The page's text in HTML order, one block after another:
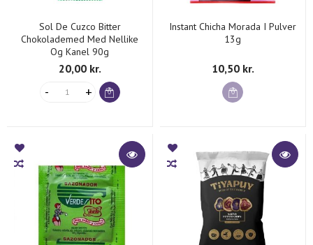
Sol De Cuzco Bitter
Chokolademed Med Nellike
Og Kanel 90g
20,00 kr.
Instant Chicha Morada I Pulver
13g
10,50 kr.